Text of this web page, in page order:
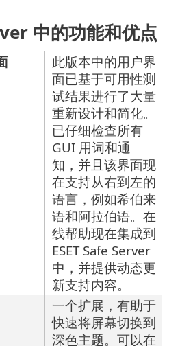
中的功能和优点
此版本中的用户界
面已基于可用性测
试结果进行了大量
重新设计和简化。
已仔细检查所有
GUI 用词和通
知，并且该界面现
在支持从右到左的
语言，例如希伯来
语和阿拉伯语。在
线帮助现在集成到
ESET Safe Server
中，并提供动态更
新支持内容。
一个扩展，有助于
快速将屏幕切换到
深色主题。可以在